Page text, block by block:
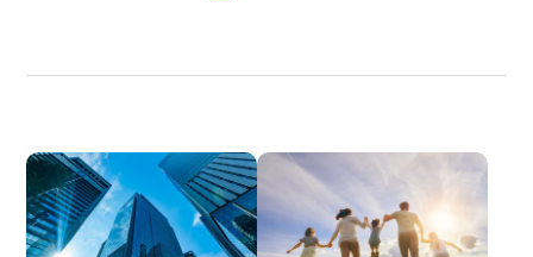
イノベーション
採用情報